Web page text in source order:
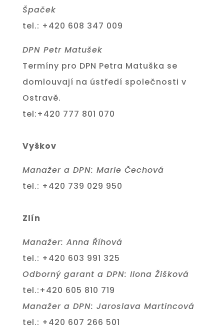
Špaček
tel.: +420 608 347 009
DPN Petr Matušek
Termíny pro DPN Petra Matuška se
domlouvají na ústředí společnosti v
Ostravě.
tel:+420 777 801 070
Vyškov
Manažer a DPN: Marie Čechová
tel.: +420 739 029 950
Zlín
Manažer: Anna Říhová
tel.: +420 603 991 325
Odborný garant a DPN: Ilona Žišková
tel.:+420 605 810 719
Manažer a DPN: Jaroslava Martincová
tel.: +420 607 266 501